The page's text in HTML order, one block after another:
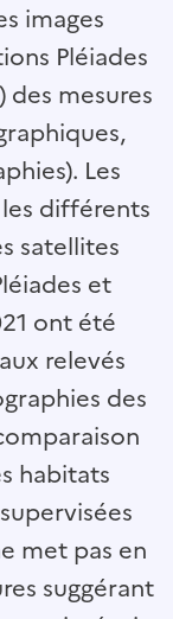
images
Pléiades
des mesures
Les
différents
satellites
et
ont été
relevés
des
habitats
met pas en
suggérant